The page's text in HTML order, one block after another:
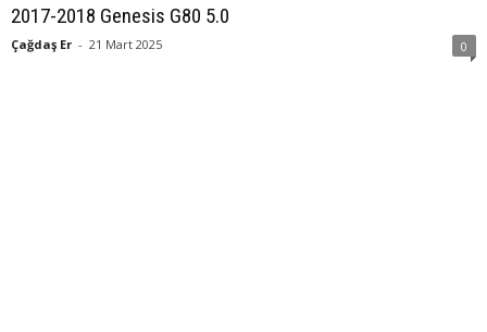
2017-2018 Genesis G80 5.0
Çağdaş Er - 21 Mart 2025 0